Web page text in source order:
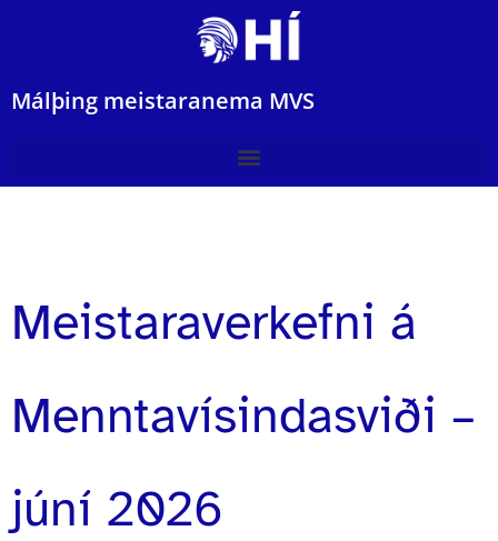
Málþing meistaranema MVS
Meistaraverkefni á
Menntavísindasviði –
júní 2026